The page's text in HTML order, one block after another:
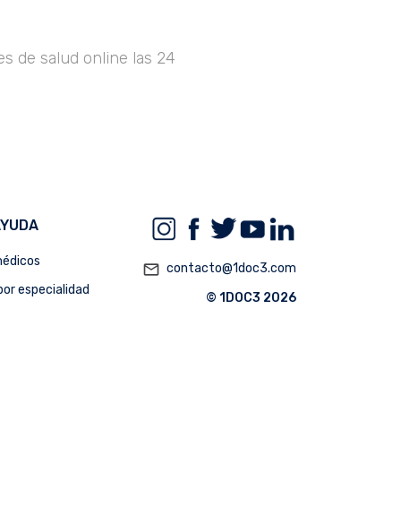
de salud online las 24
especialidad
mail_outline contacto@1doc3.com
© 1DOC3 2026